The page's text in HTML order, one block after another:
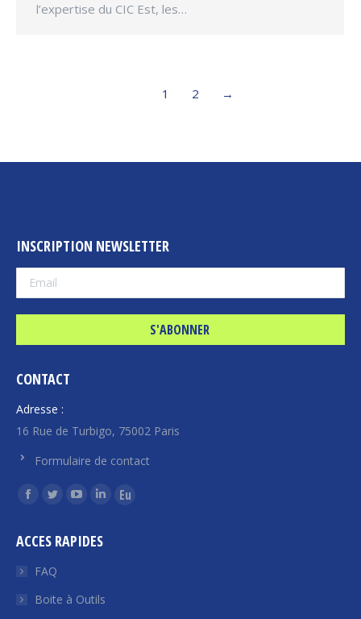
l’expertise du CIC Est, les…
1 2 →
INSCRIPTION NEWSLETTER
CONTACT
Adresse :
16 Rue de Turbigo, 75002 Paris
Formulaire de contact
Trouvez nous sur :
La
Facebook
s'ouvre
une
La
Twitter
s'ouvre
une
La
YouTube
une
La
LinkedIn
une
La
ACCES RAPIDES
FAQ
Boite à Outils